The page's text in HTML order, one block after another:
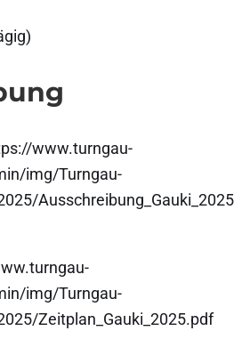
www.turngau-
img/Turngau-
Ausschreibung_Gauki_2025
img/Turngau-
Zeitplan_Gauki_2025.pdf